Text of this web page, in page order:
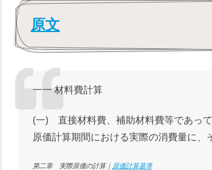
原文
一一 材料費計算
(一) 直接材料費、補助材料費等であっ
原価計算期間における実際の消費量に、
第二章 実際原価の計算｜ 原価計算基準